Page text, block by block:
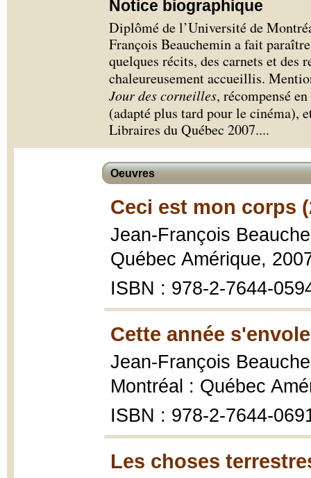
Notice biographique
Diplômé de l’Université de
François Beauchemin a fait
quelques récits, des carnets et des
chaleureusement accueillis.
Jour des corneilles, récompensé
(adapté plus tard pour le cinéma),
Libraires du Québec 2007....
Oeuvres
Ceci est mon corps
Jean-François
Québec Amérique,
ISBN : 978-2-7644-
Cette année
Jean-François
Montréal : Québec
ISBN : 978-2-7644-
Les choses